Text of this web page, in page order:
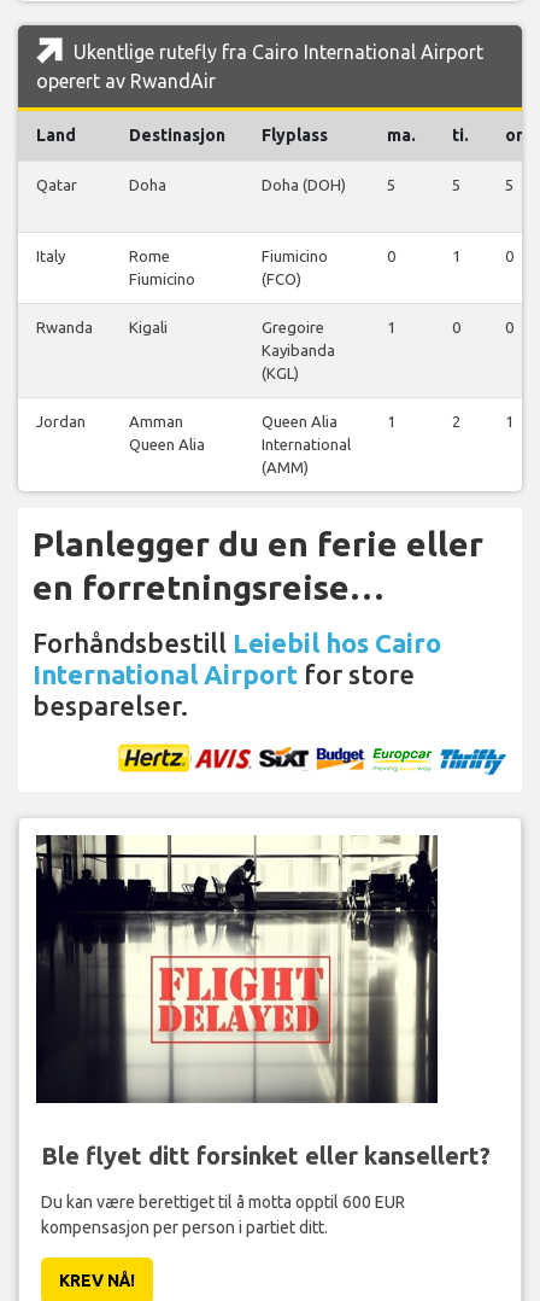
Ukentlige rutefly fra Cairo International Airport
operert av RwandAir
Land Destinasjon Flyplass ma. ti. on.
Qatar Doha Doha (DOH) 5 5 5
Italy
Rome
Fiumicino
Fiumicino
(FCO)
0 1 0
Rwanda Kigali
Gregoire
Kayibanda
(KGL)
1 0 0
Jordan
Amman
Queen Alia
Queen Alia
International
(AMM)
1 2 1
Planlegger du en ferie eller
en forretningsreise…
Forhåndsbestill Leiebil hos Cairo
International Airport for store
besparelser.
Ble flyet ditt forsinket eller kansellert?
Du kan være berettiget til å motta opptil 600 EUR
kompensasjon per person i partiet ditt.
KREV NÅ!